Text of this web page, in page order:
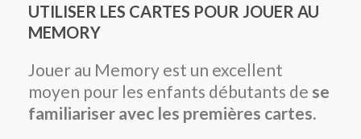
UTILISER LES CARTES POUR JOUER AU
MEMORY
Jouer au Memory est un excellent
moyen pour les enfants débutants de se
familiariser avec les premières cartes.